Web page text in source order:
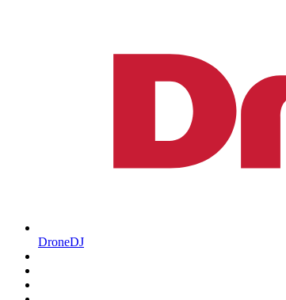
DroneDJ